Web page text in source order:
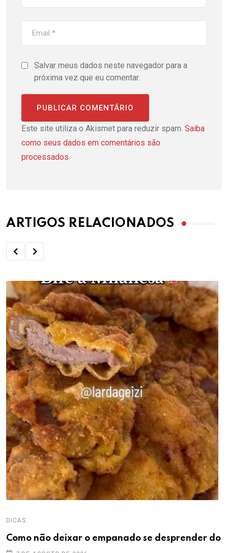
Salvar meus dados neste navegador para a
próxima vez que eu comentar.
Este site utiliza o Akismet para reduzir spam. Saiba
como seus dados em comentários são
processados.
ARTIGOS RELACIONADOS
DICAS
Como não deixar o empanado se desprender do